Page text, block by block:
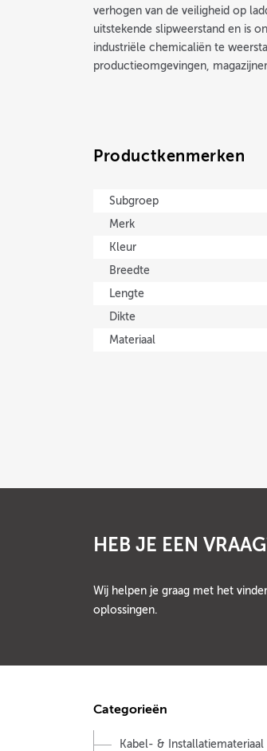
verhogen van de veiligheid op
uitstekende slipweerstand en is
industriële chemicaliën te
productieomgevingen,
Productkenmerken
Subgroep
Merk
Kleur
Breedte
Lengte
Dikte
Materiaal
HEB JE EEN
Wij helpen je graag met het
oplossingen.
Categorieën
Kabel- & Installatiemateriaal